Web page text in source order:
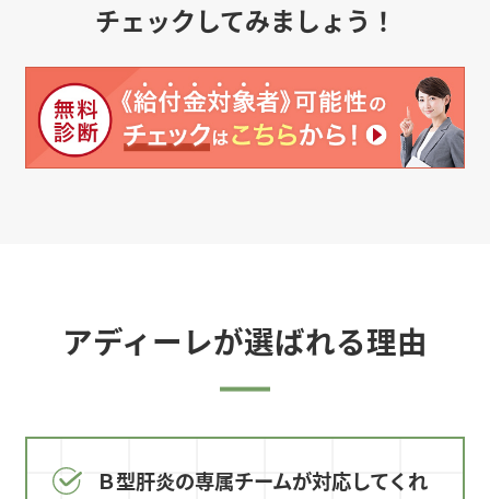
チェックしてみましょう！
アディーレが選ばれる理由
Ｂ型肝炎の専属チームが対応してくれ